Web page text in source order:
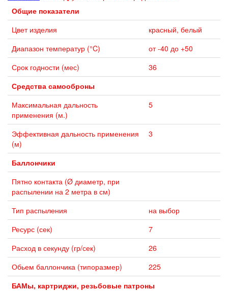
Общие показатели
Цвет изделия
красный, белый
Диапазон температур (°C)
от -40 до +50
Срок годности (мес)
36
Средства самооброны
Максимальная дальность
применения (м.)
5
Эффективная дальность применения
(м)
3
Баллончики
Пятно контакта (Ø диаметр, при
распылении на 2 метра в см)
Тип распыления
на выбор
Ресурс (сек)
7
Расход в секунду (гр/сек)
26
Обьем баллончика (типоразмер)
225
БАМы, картриджи, резьбовые патроны